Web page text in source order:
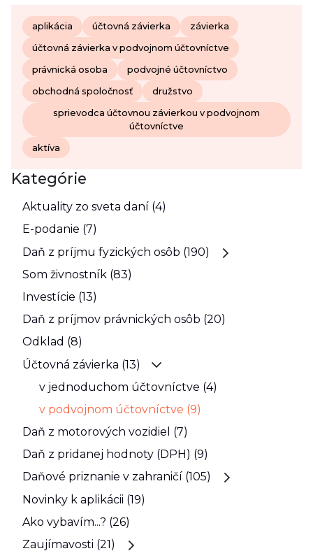
aplikácia účtovná závierka závierka
účtovná závierka v podvojnom účtovníctve
právnická osoba podvojné účtovníctvo
obchodná spoločnosť družstvo
sprievodca účtovnou závierkou v podvojnom
účtovníctve
aktíva
Kategórie
Aktuality zo sveta daní (4)
E-podanie (7)
Daň z príjmu fyzických osôb (190)
Som živnostník (83)
Investície (13)
Daň z príjmov právnických osôb (20)
Odklad (8)
Účtovná závierka (13)
v jednoduchom účtovníctve (4)
v podvojnom účtovníctve (9)
Daň z motorových vozidiel (7)
Daň z pridanej hodnoty (DPH) (9)
Daňové priznanie v zahraničí (105)
Novinky k aplikácii (19)
Ako vybavím...? (26)
Zaujímavosti (21)